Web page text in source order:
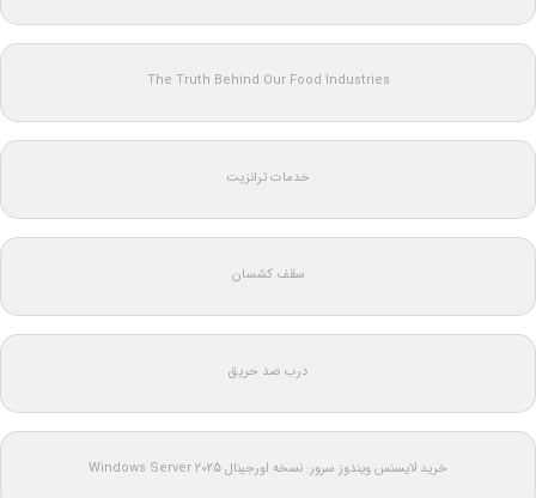
The Truth Behind Our Food Industries
خدمات ترانزیت
سقف کشسان
درب ضد حریق
خرید لایسنس ویندوز سرور: نسخه اورجینال Windows Server 2025